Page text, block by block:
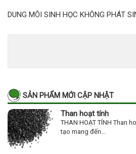
DUNG MÔI SINH HỌC KHÔNG PHÁT
SẢN PHẨM MỚI CẬP NHẬT
Than hoạt tính
THAN HOẠT TÍNH Than
tạo mang đến...